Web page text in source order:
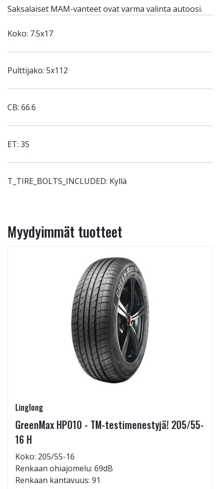
Saksalaiset MAM-vanteet ovat varma valinta autoosi.
Koko: 7.5x17
Pulttijako: 5x112
CB: 66.6
ET: 35
T_TIRE_BOLTS_INCLUDED: Kyllä
Myydyimmät tuotteet
Linglong
GreenMax HP010 - TM-testimenestyjä! 205/55-
16 H
Koko: 205/55-16
Renkaan ohiajomelu: 69dB
Renkaan kantavuus: 91